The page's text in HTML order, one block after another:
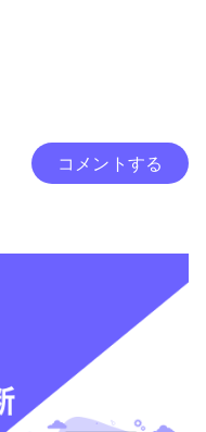
コメントする